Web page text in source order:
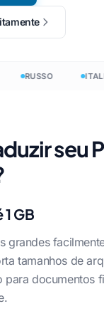
RUSSO
seu
GB
grandes
tamanhos de
documentos